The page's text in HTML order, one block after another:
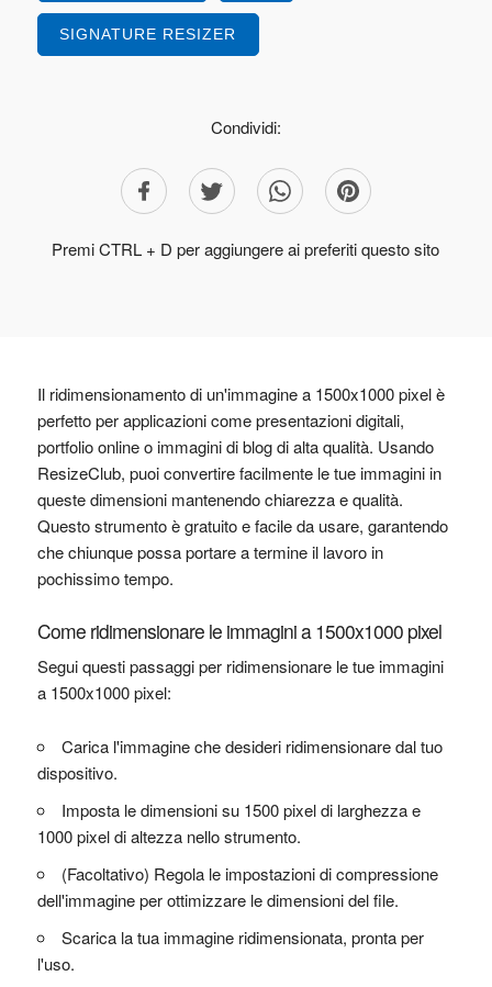
SIGNATURE RESIZER
Condividi:
Premi CTRL + D per aggiungere ai preferiti questo sito
Il ridimensionamento di un'immagine a 1500x1000 pixel è
perfetto per applicazioni come presentazioni digitali,
portfolio online o immagini di blog di alta qualità. Usando
ResizeClub, puoi convertire facilmente le tue immagini in
queste dimensioni mantenendo chiarezza e qualità.
Questo strumento è gratuito e facile da usare, garantendo
che chiunque possa portare a termine il lavoro in
pochissimo tempo.
Come ridimensionare le immagini a 1500x1000 pixel
Segui questi passaggi per ridimensionare le tue immagini
a 1500x1000 pixel:
Carica l'immagine che desideri ridimensionare dal tuo
dispositivo.
Imposta le dimensioni su 1500 pixel di larghezza e
1000 pixel di altezza nello strumento.
(Facoltativo) Regola le impostazioni di compressione
dell'immagine per ottimizzare le dimensioni del file.
Scarica la tua immagine ridimensionata, pronta per
l'uso.